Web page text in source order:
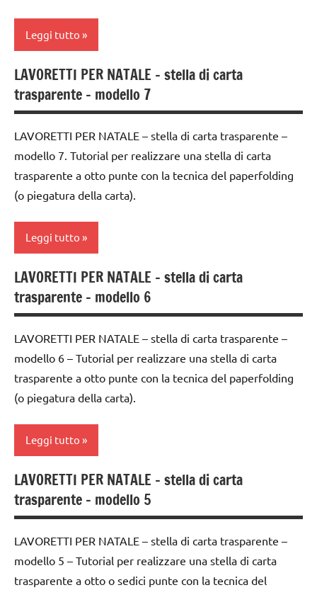
PER ETA'
classe
5a
decorazioni
natalizie
DELL'ANNO
LAVORETTI
lavoretti
Natale
Natale
paperfolding
origami
ARGOMENTI
PER ETA'
ARTICOLI
Leggi tutto
4a
settimana
di
ARTE
IMMAGINE
carta
classe
3a
classe
4a
classe
decorazioni
natalizie
FESTE
LAVORETTI
lavoretti
per
Natale
paperfolding
LAVORETTI PER NATALE – stella di carta
trasparente – modello 7
LAVORETTI PER NATALE – stella di carta trasparente –
modello 7. Tutorial per realizzare una stella di carta
trasparente a otto punte con la tecnica del paperfolding
(o piegatura della carta).
Leggi tutto
4a
settimana
di
ARTE
IMMAGINE
carta
3a
classe
4a
classe
decorazioni
natalizie
LAVORETTI PER NATALE – stella di carta
trasparente – modello 6
LAVORETTI PER NATALE – stella di carta trasparente –
modello 6 – Tutorial per realizzare una stella di carta
trasparente a otto punte con la tecnica del paperfolding
(o piegatura della carta).
Leggi tutto
ARTE
IMMAGINE
classe
LAVORETTI PER NATALE – stella di carta
trasparente – modello 5
LAVORETTI PER NATALE – stella di carta trasparente –
modello 5 – Tutorial per realizzare una stella di carta
trasparente a otto o sedici punte con la tecnica del